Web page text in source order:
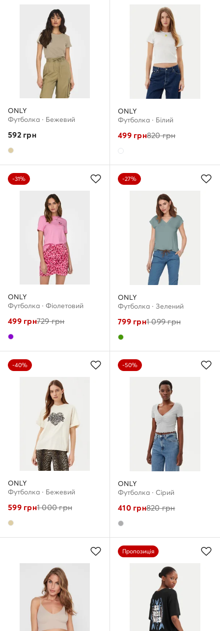
ONLY
Футболка · Бежевий
592грн
ONLY
Футболка · Білий
499грн820грн
-31%
ONLY
Футболка · Фіолетовий
499грн729грн
-27%
ONLY
Футболка · Зелений
799грн1 099грн
-40%
ONLY
Футболка · Бежевий
599грн1 000грн
-50%
ONLY
Футболка · Сірий
410грн820грн
Пропозиція